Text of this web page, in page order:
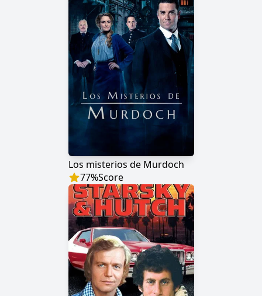
Los misterios de Murdoch
77%Score